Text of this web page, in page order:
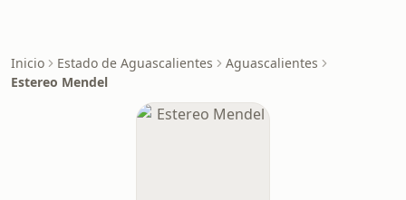
Inicio Estado de Aguascalientes
Aguascalientes
Estereo Mendel